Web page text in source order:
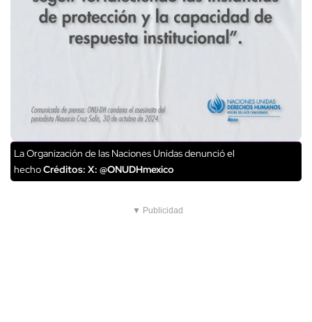
La Organización de las Naciones Unidas denunció el
hechoCréditos: X: @ONUDHmexico
▼ Publicidad